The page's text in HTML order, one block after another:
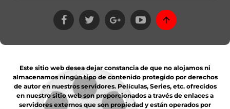
Este sitio web desea dejar constancia de que no alojamos ni
almacenamos ningún tipo de contenido protegido por derechos
de autor en nuestros servidores. Películas, Series, etc. ofrecidos
en nuestro sitio web son proporcionados a través de enlaces a
servidores externos que son propiedad y están operados por